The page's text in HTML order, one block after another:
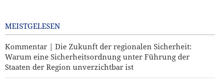
Straße von Hormus
2 days ago
MEISTGELESEN
Kommentar | Die Zukunft der regionalen Sicherheit:
Warum eine Sicherheitsordnung unter Führung der
Staaten der Region unverzichtbar ist